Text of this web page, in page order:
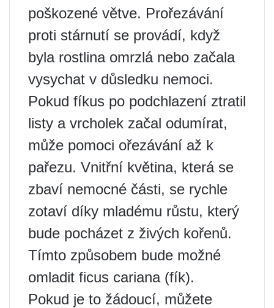
poškozené větve. Prořezávání
proti stárnutí se provádí, když
byla rostlina omrzlá nebo začala
vysychat v důsledku nemoci.
Pokud fíkus po podchlazení ztratil
listy a vrcholek začal odumírat,
může pomoci ořezávání až k
pařezu. Vnitřní květina, která se
zbaví nemocné části, se rychle
zotaví díky mladému růstu, který
bude pocházet z živých kořenů.
Tímto způsobem bude možné
omladit ficus cariana (fík).
Pokud je to žádoucí, můžete